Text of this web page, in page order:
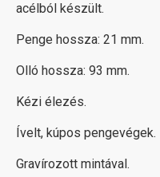
acélból készült.
Penge hossza: 21 mm.
Olló hossza: 93 mm.
Kézi élezés.
Ívelt, kúpos pengevégek.
Gravírozott mintával.